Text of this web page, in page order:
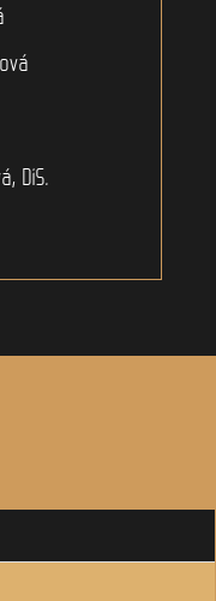
DiS.